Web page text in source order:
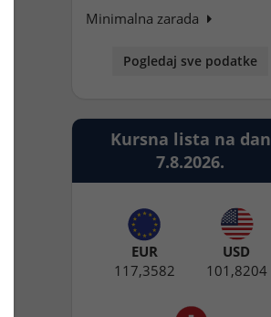
Minimalna zarada
Pogledaj sve podatke
Kursna lista na dan
7.8.2026.
EUR
117,3582
USD
101,8204